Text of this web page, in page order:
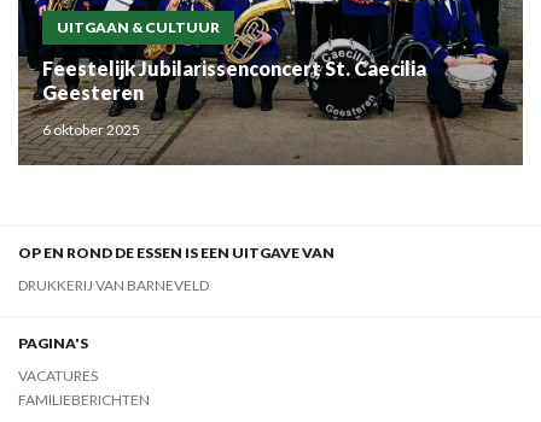
UITGAAN & CULTUUR
Feestelijk Jubilarissenconcert St. Caecilia
Geesteren
6 oktober 2025
OP EN ROND DE ESSEN IS EEN UITGAVE VAN
DRUKKERIJ VAN BARNEVELD
PAGINA'S
VACATURES
FAMILIEBERICHTEN